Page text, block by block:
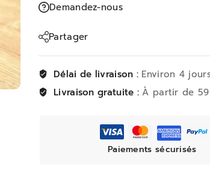
Demandez-nous
Partager
Délai de livraison : Environ 4
Livraison gratuite : À partir de
Paiements sécurisés